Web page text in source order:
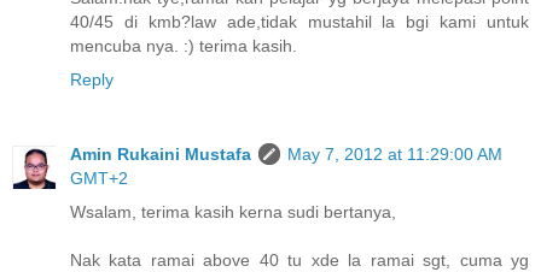
40/45 di kmb?law ade,tidak mustahil la bgi kami untuk
mencuba nya. :) terima kasih.
Reply
Amin Rukaini Mustafa
May 7, 2012 at 11:29:00 AM
GMT+2
Wsalam, terima kasih kerna sudi bertanya,
Nak kata ramai above 40 tu xde la ramai sgt, cuma yg